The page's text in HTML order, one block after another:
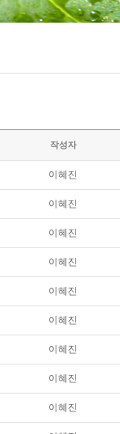
작성자
이혜진
이혜진
이혜진
이혜진
이혜진
이혜진
이혜진
이혜진
이혜진